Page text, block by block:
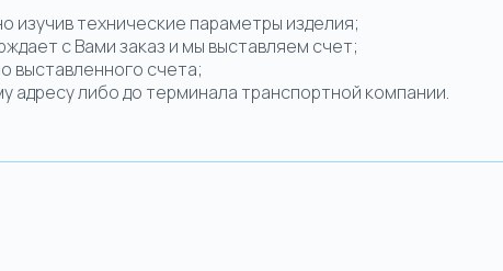
изучив технические параметры изделия;
с Вами заказ и мы выставляем счет;
выставленного счета;
адресу либо до терминала транспортной компании.